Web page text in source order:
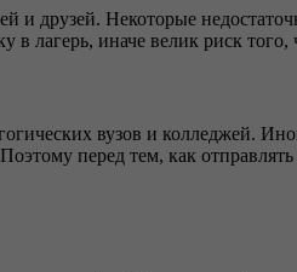
и друзей. Некоторые
в лагерь, иначе велик риск
вузов и колледжей.
перед тем, как отправлять